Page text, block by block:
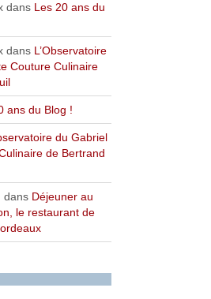
dans Les 20 ans du
dans L’Observatoire
Couture Culinaire
ans du Blog !
du Gabriel
de Bertrand
dans Déjeuner au
le restaurant de